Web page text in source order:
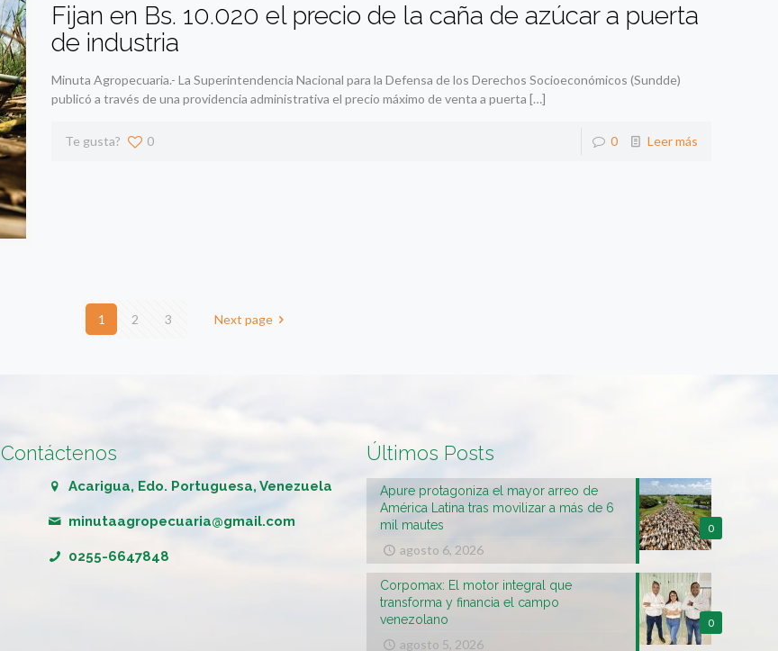
Fijan en Bs. 10.020 el precio de la caña de azúcar a puerta
de industria
Minuta Agropecuaria.- La Superintendencia Nacional para la Defensa de los Derechos Socioeconómicos (Sundde)
publicó a través de una providencia administrativa el precio máximo de venta a puerta […]
Te gusta? 0 0 Leer más
1 2 3 Next page
Contáctenos
Acarigua, Edo. Portuguesa, Venezuela
minutaagropecuaria@gmail.com
0255-6647848
Últimos Posts
0
Apure protagoniza el mayor arreo de
América Latina tras movilizar a más de 6
mil mautes
agosto 6, 2026
0
Corpomax: El motor integral que
transforma y financia el campo
venezolano
agosto 5, 2026